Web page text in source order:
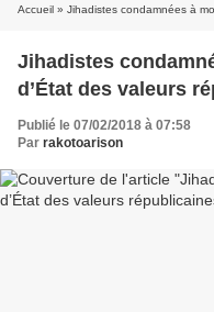
Accueil » Jihadistes condamnées à
Jihadistes
d’État des valeurs
Publié le 07/02/2018 à 07:58
Par rakotoarison